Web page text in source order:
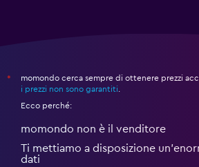
*
momondo cerca sempre di ottenere prezzi
i prezzi non sono garantiti
Ecco perché:
momondo non è il venditore
Ti mettiamo a disposizione
dati